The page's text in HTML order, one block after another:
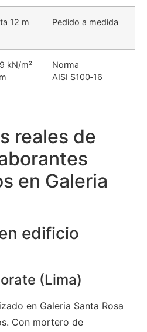
12 m Pedido a medida
kN/m²
Norma
AISI S100‑16
reales de
en Galeria
edificio
(Lima)
en Galeria Santa Rosa
Con mortero de